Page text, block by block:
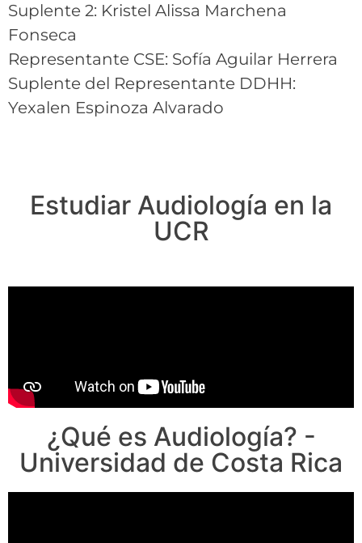
Suplente 2: Kristel Alissa Marchena
Fonseca
Representante CSE: Sofía Aguilar Herrera
Suplente del Representante DDHH:
Yexalen Espinoza Alvarado
Estudiar Audiología en la
UCR
¿Qué es Audiología? -
Universidad de Costa Rica